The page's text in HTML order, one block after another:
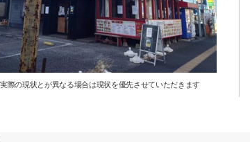
際の現状とが異なる場合は現状を優先させていただきます